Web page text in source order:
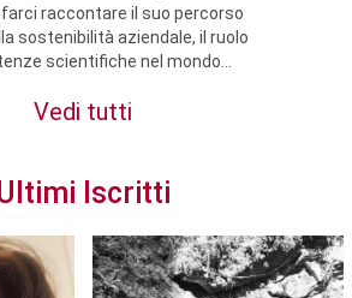
farci raccontare il suo percorso
sostenibilità aziendale, il ruolo
scientifiche nel mondo...
Vedi tutti
Iscritti